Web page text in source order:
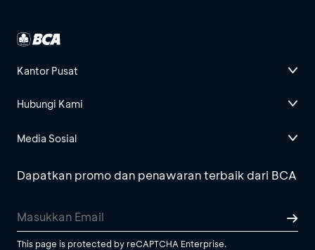
Kantor Pusat
Hubungi Kami
Media Sosial
Dapatkan promo dan penawaran terbaik dari BCA
This page is protected by reCAPTCHA Enterprise.